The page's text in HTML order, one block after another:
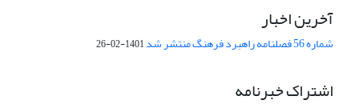
آخرین اخبار
شماره 56 فصلنامه راهبرد فرهنگ منتشر شد 1401-02-26
اشتراک خبرنامه